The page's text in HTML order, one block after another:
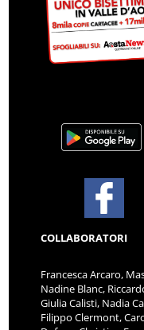
COLLABORATORI
Francesca Arcaro,
Nadine Blanc,
Giulia Calisti, Nadia
Filippo Clermont,